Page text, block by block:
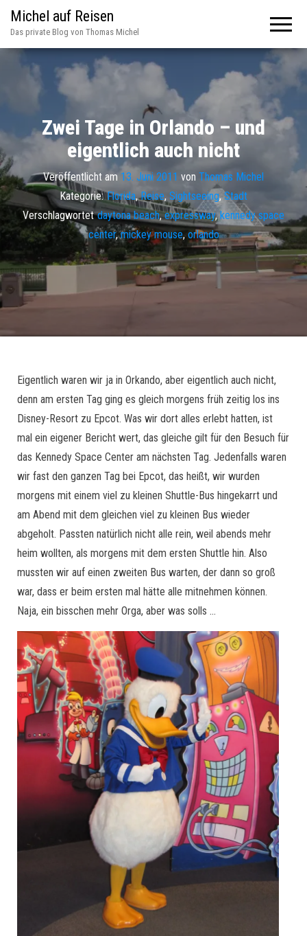
Michel auf Reisen
Das private Blog von Thomas Michel
Zwei Tage in Orlando – und
eigentlich auch nicht
Veröffentlicht am13. Juni 2011 von Thomas Michel
Kategorie: Florida,Reise, Sightseeing,Stadt
Verschlagwortet daytona beach,expressway,kennedy space
center,mickey mouse,orlando
Eigentlich waren wir ja in Orkando, aber eigentlich auch nicht,
denn am ersten Tag ging es gleich morgens früh zeitig los ins
Disney-Resort zu Epcot. Was wir dort alles erlebt hatten, ist
mal ein eigener Bericht wert, das gleiche gilt für den Besuch für
das Kennedy Space Center am nächsten Tag. Jedenfalls waren
wir fast den ganzen Tag bei Epcot, das heißt, wir wurden
morgens mit einem viel zu kleinen Shuttle-Bus hingekarrt und
am Abend mit dem gleichen viel zu kleinen Bus wieder
abgeholt. Passten natürlich nicht alle rein, weil abends mehr
heim wollten, als morgens mit dem ersten Shuttle hin. Also
mussten wir auf einen zweiten Bus warten, der dann so groß
war, dass er beim ersten mal hätte alle mitnehmen können.
Naja, ein bisschen mehr Orga, aber was solls …